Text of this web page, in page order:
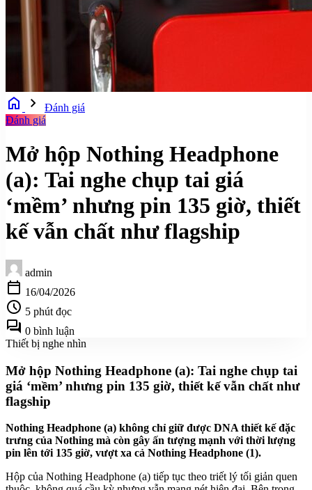
home chevron_right
Đánh giá
Đánh giá
Mở hộp Nothing Headphone
(a): Tai nghe chụp tai giá
‘mềm’ nhưng pin 135 giờ, thiết
kế vẫn chất như flagship
admin
calendar_today 16/04/2026
schedule 5 phút đọc
forum 0 bình luận
Thiết bị nghe nhìn
Mở hộp Nothing Headphone (a): Tai nghe chụp tai
giá ‘mềm’ nhưng pin 135 giờ, thiết kế vẫn chất như
flagship
Nothing Headphone (a) không chỉ giữ được DNA thiết kế đặc
trưng của Nothing mà còn gây ấn tượng mạnh với thời lượng
pin lên tới 135 giờ, vượt xa cả Nothing Headphone (1).
Hộp của Nothing Headphone (a) tiếp tục theo triết lý tối giản quen